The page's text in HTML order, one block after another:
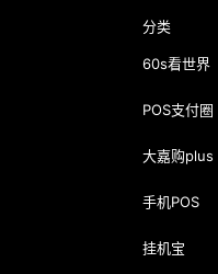
分类
60s看世界
POS支付圈
大嘉购plus
手机POS
挂机宝